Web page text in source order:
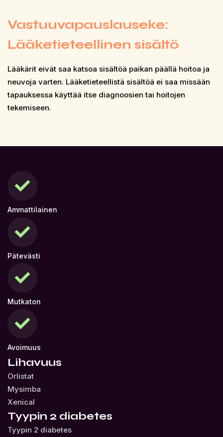
Vastuuvapauslauseke:
Lääketieteellinen sisältö
Lääkärit eivät saa katsoa sisältöä paikan päällä hoitoa ja
neuvoja varten. Lääketieteellistä sisältöä ei saa missään
tapauksessa käyttää itse diagnoosien tai hoitojen
tekemiseen.
Ammattilainen
Pätevästi
Mutkaton
Avoimuus
Lihavuus
Orlistat
Mysimba
Xenical
Tyypin 2 diabetes
Tyypin 2 diabetes